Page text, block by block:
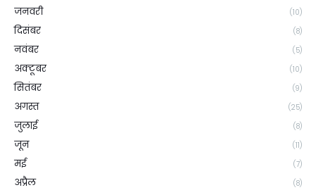
जनवरी (10)
दिसंबर (8)
नवंबर (5)
अक्टूबर (10)
सितंबर (9)
अगस्त (25)
जुलाई (8)
जून (11)
मई (7)
अप्रैल (8)